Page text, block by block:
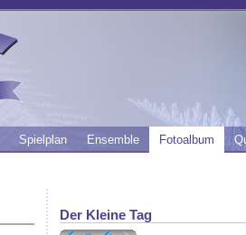
Spielplan Ensemble Fotoalbum
Der Kleine Tag